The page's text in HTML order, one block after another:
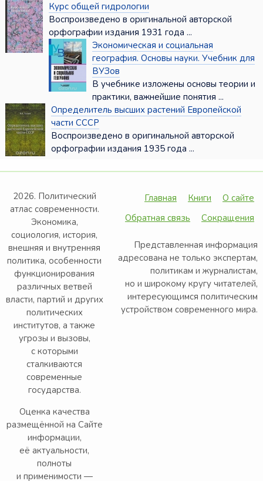
Курс общей гидрологии
Воспроизведено в оригинальной авторской
орфографии издания 1931 года ...
Экономическая и социальная
география. Основы науки. Учебник для
ВУЗов
В учебнике изложены основы теории и
практики, важнейшие понятия ...
Определитель высших растений Европейской
части СССР
Воспроизведено в оригинальной авторской
орфографии издания 1935 года ...
2026. Политический
атлас современности.
Экономика,
социология, история,
внешняя и внутренняя
политика, особенности
функционирования
различных ветвей
власти, партий и других
политических
институтов, а также
угрозы и вызовы,
с которыми
сталкиваются
современные
государства.
Оценка качества
размещённой на Сайте
информации,
её актуальности,
полноты
и применимости —
Главная Книги
О сайте
Обратная связь
Сокращения
Представленная информация
адресована не только экспертам,
политикам и журналистам,
но и широкому кругу читателей,
интересующимся политическим
устройством современного мира.